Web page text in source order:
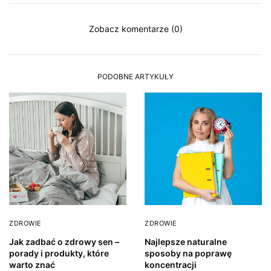
Zobacz komentarze (0)
PODOBNE ARTYKUŁY
ZDROWIE
Jak zadbać o zdrowy sen –
porady i produkty, które
warto znać
ZDROWIE
Najlepsze naturalne
sposoby na poprawę
koncentracji